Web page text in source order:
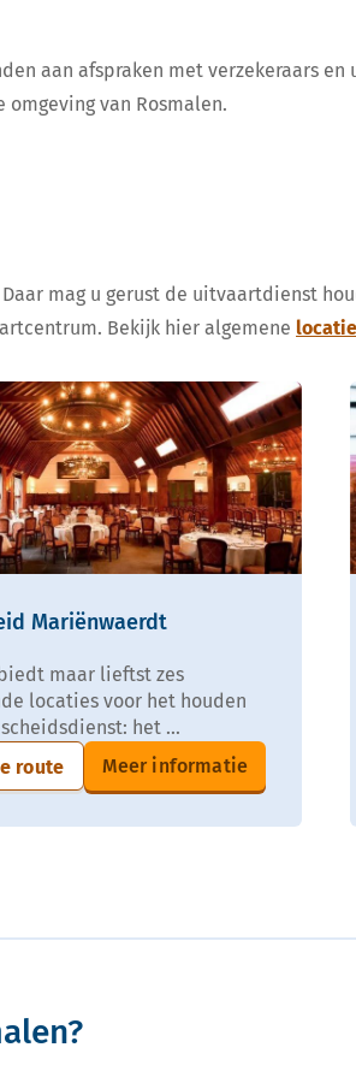
aan afspraken met verzekeraars
van Rosmalen.
mag u gerust de uitvaartdienst
Bekijk hier algemene
Mariënwaerdt
maar lieftst zes
locaties voor het houden
het ...
route
Meer informatie